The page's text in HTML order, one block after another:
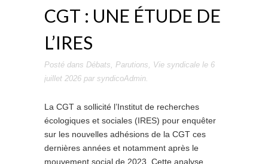
CGT : UNE ÉTUDE DE
L’IRES
Posté dans Débats, Parutions, Vie syndicale le 6
juillet 2026 par syndicoAdmin.
La CGT a sollicité l’Institut de recherches
écologiques et sociales (IRES) pour enquêter
sur les nouvelles adhésions de la CGT ces
dernières années et notamment après le
mouvement social de 2023. Cette analyse